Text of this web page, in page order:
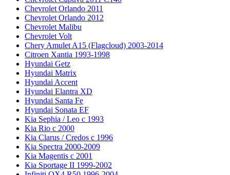
Chevrolet Orlando 2011
Chevrolet Orlando 2012
Chevrolet Malibu
Chevrolet Volt
Chery Amulet A15 (Flagcloud) 2003-2014
Citroen Xantia 1993-1998
Hyundai Getz
Hyundai Matrix
Hyundai Accent
Hyundai Elantra XD
Hyundai Santa Fe
Hyundai Sonata EF
Kia Sephia / Leo с 1993
Kia Rio с 2000
Kia Clarus / Credos с 1996
Kia Spectra 2000-2009
Kia Magentis с 2001
Kia Sportage II 1999-2002